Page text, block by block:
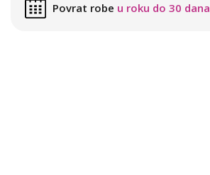
Povrat robe u roku do 30 dana